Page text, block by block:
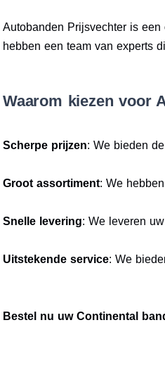
Autobanden Prijsvechter is
hebben een team van experts
Waarom kiezen voor
Scherpe prijzen: We bieden
Groot assortiment: We
Snelle levering: We leveren
Uitstekende service: We
Bestel nu uw Continental